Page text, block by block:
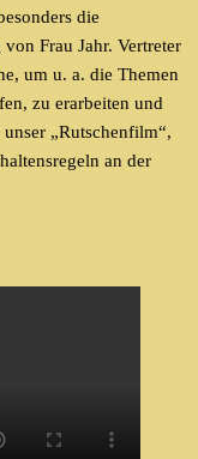
die
Frau Jahr. Vertreter
um u. a. die Themen
zu erarbeiten und
„Rutschenfilm“,
an der